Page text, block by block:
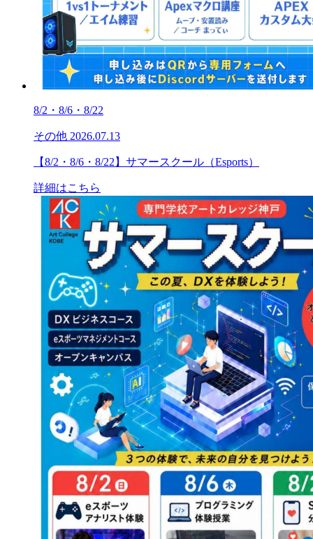
8/2・8/6・8/22
その他 2026.07.13
【8/2・8/6・8/22】サマースクール（Esports）
詳細はこちら